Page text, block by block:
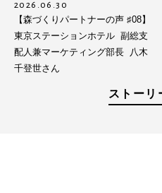
2026.06.30
【森づくりパートナーの声 ♯08】
東京ステーションホテル 副総支
配人兼マーケティング部長 八木
千登世さん
ストーリ